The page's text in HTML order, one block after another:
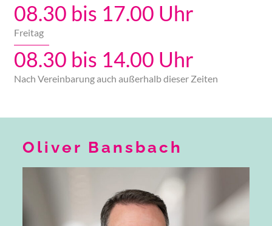
08.30 bis 17.00 Uhr
Freitag
08.30 bis 14.00 Uhr
Nach Vereinbarung auch außerhalb dieser Zeiten
Oliver Bansbach